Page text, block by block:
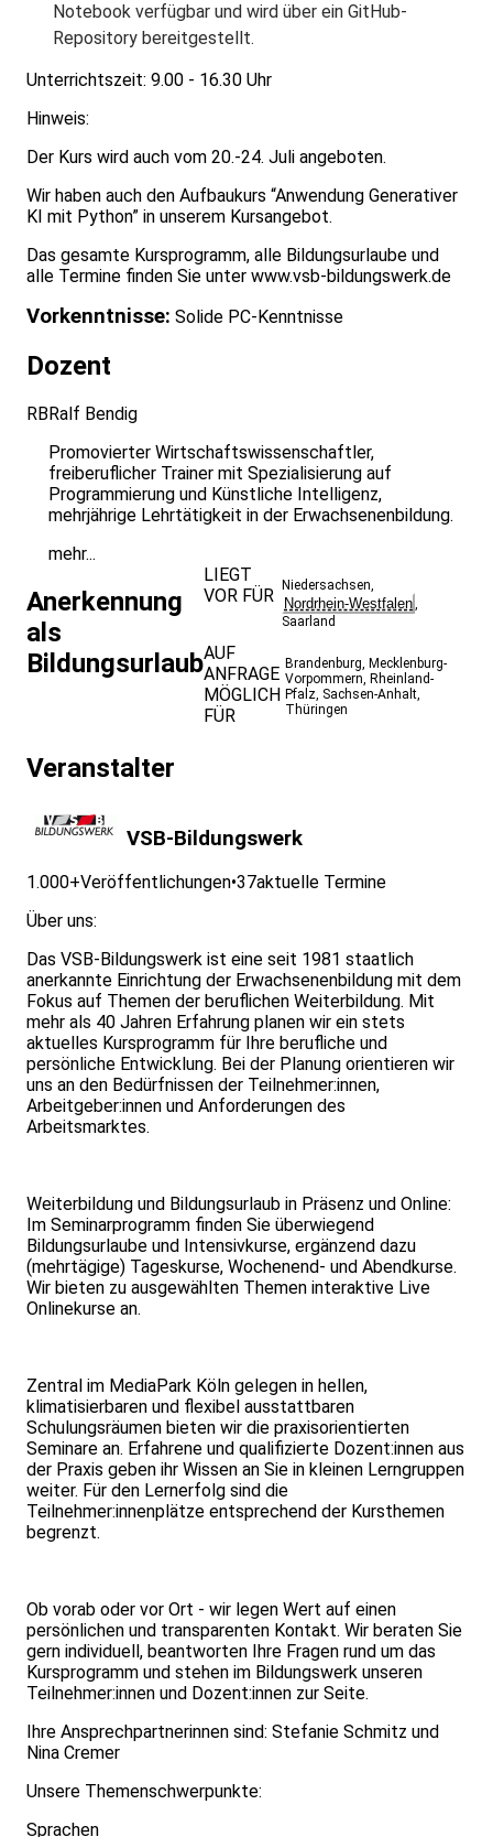
Notebook verfügbar und wird über ein GitHub-
Repository bereitgestellt.
Unterrichtszeit: 9.00 - 16.30 Uhr
Hinweis:
Der Kurs wird auch vom 20.-24. Juli angeboten.
Wir haben auch den Aufbaukurs “Anwendung Generativer
KI mit Python” in unserem Kursangebot.
Das gesamte Kursprogramm, alle Bildungsurlaube und
alle Termine finden Sie unter www.vsb-bildungswerk.de
Vorkenntnisse: Solide PC-Kenntnisse
Dozent
RB Ralf Bendig
Promovierter Wirtschaftswissenschaftler,
freiberuflicher Trainer mit Spezialisierung auf
Programmierung und Künstliche Intelligenz,
mehrjährige Lehrtätigkeit in der Erwachsenenbildung.
mehr...
Anerkennung
als
Bildungsurlaub
LIEGT
VOR FÜR
Niedersachsen,
Nordrhein-Westfalen,
Saarland
AUF
ANFRAGE
MÖGLICH
FÜR
Brandenburg, Mecklenburg-
Vorpommern, Rheinland-
Pfalz, Sachsen-Anhalt,
Thüringen
Veranstalter
VSB-Bildungswerk
1.000+Veröffentlichungen•37aktuelle Termine
Über uns:
Das VSB-Bildungswerk ist eine seit 1981 staatlich
anerkannte Einrichtung der Erwachsenenbildung mit dem
Fokus auf Themen der beruflichen Weiterbildung. Mit
mehr als 40 Jahren Erfahrung planen wir ein stets
aktuelles Kursprogramm für Ihre berufliche und
persönliche Entwicklung. Bei der Planung orientieren wir
uns an den Bedürfnissen der Teilnehmer:innen,
Arbeitgeber:innen und Anforderungen des
Arbeitsmarktes.
Weiterbildung und Bildungsurlaub in Präsenz und Online:
Im Seminarprogramm finden Sie überwiegend
Bildungsurlaube und Intensivkurse, ergänzend dazu
(mehrtägige) Tageskurse, Wochenend- und Abendkurse.
Wir bieten zu ausgewählten Themen interaktive Live
Onlinekurse an.
Zentral im MediaPark Köln gelegen in hellen,
klimatisierbaren und flexibel ausstattbaren
Schulungsräumen bieten wir die praxisorientierten
Seminare an. Erfahrene und qualifizierte Dozent:innen aus
der Praxis geben ihr Wissen an Sie in kleinen Lerngruppen
weiter. Für den Lernerfolg sind die
Teilnehmer:innenplätze entsprechend der Kursthemen
begrenzt.
Ob vorab oder vor Ort - wir legen Wert auf einen
persönlichen und transparenten Kontakt. Wir beraten Sie
gern individuell, beantworten Ihre Fragen rund um das
Kursprogramm und stehen im Bildungswerk unseren
Teilnehmer:innen und Dozent:innen zur Seite.
Ihre Ansprechpartnerinnen sind: Stefanie Schmitz und
Nina Cremer
Unsere Themenschwerpunkte:
Sprachen